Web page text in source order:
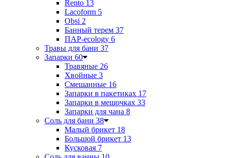
Rento 13
Lacoform 5
Obsi 2
Банный терем 37
ПАР-ecology 6
Травы для бани 37
Запарки 60
Травяные 26
Хвойные 3
Смешанные 16
Запарки в пакетиках 17
Запарки в мешочках 33
Запарки для чана 8
Соль для бани 38
Малый брикет 18
Большой брикет 13
Кусковая 7